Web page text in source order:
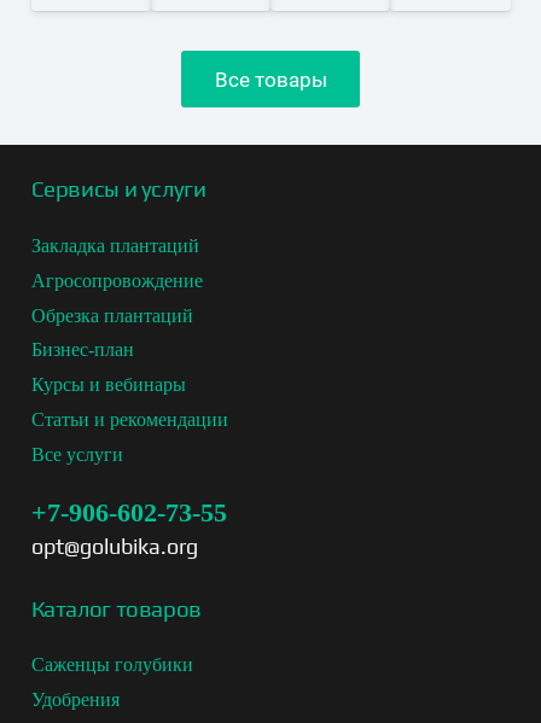
Все товары
Сервисы и услуги
Закладка плантаций
Агросопровождение
Обрезка плантаций
Бизнес-план
Курсы и вебинары
Статьи и рекомендации
Все услуги
+7-906-602-73-55
opt@golubika.org
Каталог товаров
Саженцы голубики
Удобрения